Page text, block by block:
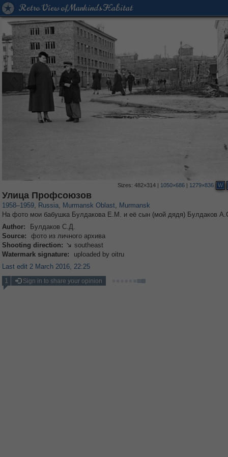
Retro View of Mankind's Habitat
Sizes:482×314 | 1050×686 | 1279×836 W
Улица Профсоюзов
1958–1959, Russia
1,406,725
, Murmansk Oblast
7,938 56
, Murmansk
На фото мои бабушка Булдакова Е.М. и её сын (мой дядя) Булдаков
Author:
Булдаков С.Д.
Source:
фото из личного архива
Shooting direction:  southeast
Watermark signature:
uploaded by oitru
Last edit 2 March 2016, 22:25
1
Sign in to share your opinion